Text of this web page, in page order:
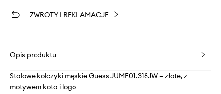
ZWROTY I REKLAMACJE
Opis produktu
Stalowe kolczyki męskie Guess JUME01.318JW – złote, z
motywem kota i logo